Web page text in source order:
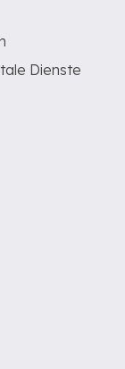
Dienste